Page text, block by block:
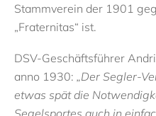
Stammverein der 1901
„Fraternitas“ ist.
DSV-Geschäftsführer
anno 1930: „Der Segler-
etwas spät die
Segelsportes auch in